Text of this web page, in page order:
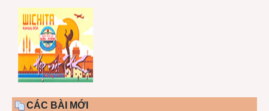
CÁC BÀI MỚI